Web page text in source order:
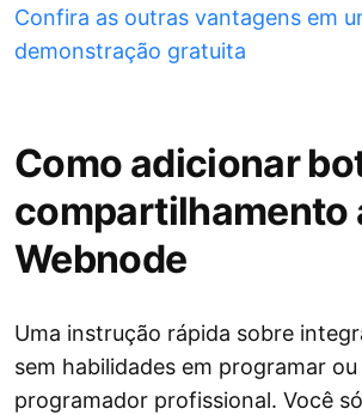
Confira as outras vantagens em
demonstração gratuita
Como adicionar
compartilhamento
Webnode
Uma instrução rápida sobre
sem habilidades em programar
programador profissional. Você